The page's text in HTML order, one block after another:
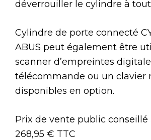
déverrouiller le cylindre à
Cylindre de porte connecté
ABUS peut également être
scanner d’empreintes
télécommande ou un clavier
disponibles en option.
Prix de vente public conseillé
268,95 € TTC